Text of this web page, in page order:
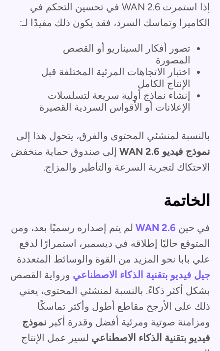
إذا استمرت WAN 2.6 في تحسين التحكم في
الكاميرا وتماسك السرد، فقد يكون ذلك مفيدًا لـ:
تصور أفكار السيناريو أو القصص
المصورة
اختبار الاتجاهات المرئية المختلفة قبل
الإنتاج الكامل
إنشاء نماذج أولية سريعة لتسلسلات
الإعلانات أو الأقواس السردية القصيرة
بالنسبة لمنشئي المحتوى والفرق، يتحول هذا إلى
نموذج فيديو WAN 2.6
إلى صندوق حماية منخفض
الاحتكاك لتجربة السرعة والتأطير والمزاج.
الخاتمة
في حين WAN 2.6 لم يتم إصداره رسميًا بعد، ومن
المتوقع حاليًا إطلاقه في ديسمبر، استمرارًا لدفع
علي بابا نحو المزيد من القوة والوسائط المتعددة
جيل فيديو بتقنية الذكاء الاصطناعي ورواية القصص
بشكل أكثر ذكاءً. بالنسبة لمنشئي المحتوى، يعني
ذلك على الأرجح مقاطع أطول وأكثر تماسكًا
ومزامنة صوتية ومرئية أفضل وقدرة أكبر نموذج
فيديو بتقنية الذكاء الاصطناعي لسير عمل الإنتاج